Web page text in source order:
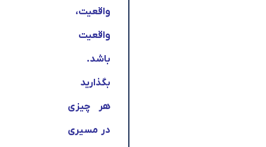
واقعیت،
واقعیت
باشد.
بگذارید
هر چیزی
در مسیری